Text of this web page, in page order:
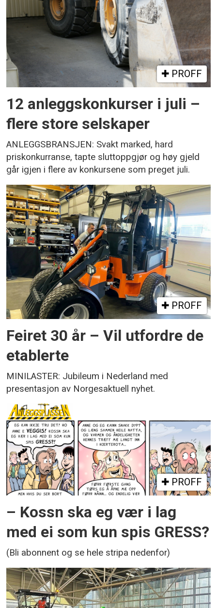
PROFF
12 anleggskonkurser i juli –
flere store selskaper
ANLEGGSBRANSJEN: Svakt marked, hard
priskonkurranse, tapte sluttoppgjør og høy gjeld
går igjen i flere av konkursene som preget juli.
PROFF
Feiret 30 år – Vil utfordre de
etablerte
MINILASTER: Jubileum i Nederland med
presentasjon av Norgesaktuell nyhet.
PROFF
– Kossn ska eg vær i lag
med ei som kun spis GRESS?
(Bli abonnent og se hele stripa nedenfor)